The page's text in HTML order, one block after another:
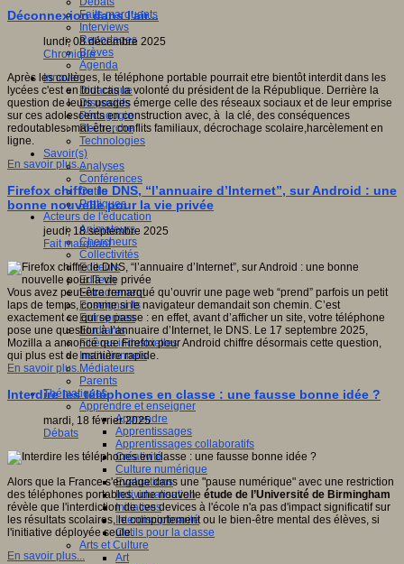
Faits marquants
Interviews
Reportages
Brèves
Agenda
Innover
Didactique
Dispositifs
Pédagogie
Recherche
Technologies
Savoir(s)
Analyses
Conférences
Outils
Pratiques
Acteurs de l'éducation
Animateurs
Chercheurs
Collectivités
Editeurs
EdTech
Encadrement
Enseignants
Entreprises
Etudiants
Filières industrielles
Institutionnels
Médiateurs
Parents
Thématiques
Apprendre et enseigner
Apprendre
Apprentissages
Apprentissages collaboratifs
Créativité
Culture numérique
Evaluations
Individualisation
Initiatives
Interdisciplinarité
Outils pour la classe
Arts et Culture
Art
Déconnexion dans l'air...
lundi, 08 décembre 2025
Chronique
Après les collèges, le téléphone portable pourrait etre bientôt interdit dans les
lycées c'est en tout cas la volonté du président de la République. Derrière la
question de leurs usages émerge celle des réseaux sociaux et de leur emprise
sur ces adolescents en construction avec, à la clé, des conséquences
redoutables: mal-être, conflits familiaux, décrochage scolaire,harcèlement en
ligne.
En savoir plus...
Firefox chiffre le DNS, “l’annuaire d’Internet”, sur Android : une
bonne nouvelle pour la vie privée
jeudi, 18 septembre 2025
Fait marquant
Vous avez peut-être remarqué qu’ouvrir une page web “prend” parfois un petit
laps de temps, comme si le navigateur demandait son chemin. C’est
exactement ce qui se passe : en effet, avant d’afficher un site, votre téléphone
pose une question à l’annuaire d’Internet, le DNS. Le 17 septembre 2025,
Mozilla a annoncé que Firefox pour Android chiffre désormais cette question,
qui plus est de manière rapide.
En savoir plus...
Interdire les téléphones en classe : une fausse bonne idée ?
mardi, 18 février 2025
Débats
Alors que la France s'engage dans une "pause numérique" avec une restriction
des téléphones portables, une nouvelle étude de l’Université de Birmingham
révèle que l'interdiction de ces devices à l'école n'a pas d'impact significatif sur
les résultats scolaires, le comportement ou le bien-être mental des élèves, si
l'initiative déployée seule.
En savoir plus...